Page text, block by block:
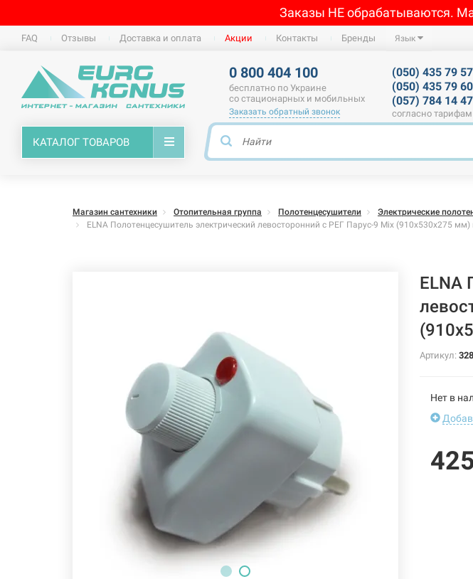
Заказы НЕ обрабатываются.
FAQ Отзывы Доставка и оплата Акции Контакты Бренды Язык
0 800 404 100
бесплатно по Украине
со стационарных и мобильных
Заказать обратный звонок
(050) 435 79 57
(050) 435 79 60
(057) 784 14 47
согласно
КАТАЛОГ ТОВАРОВ
Магазин сантехники Отопительная группа Полотенцесушители
Электрические
ELNA Полотенцесушитель электрический левосторонний с РЕГ Парус-9 Mix (910х530х275
ELNA
Артикул:
Нет в